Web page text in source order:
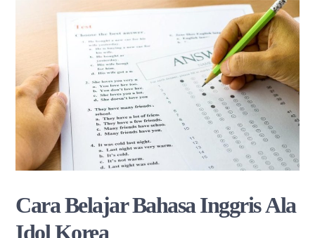
Cara Belajar Bahasa Inggris Ala
Idol Korea